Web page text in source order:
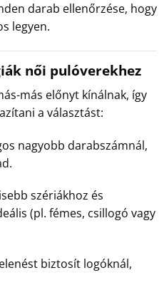
darab ellenőrzése, hogy
legyen.
női pulóverekhez
más előnyt kínálnak, így
a választást:
nagyobb darabszámnál,
szériákhoz és
(pl. fémes, csillogó vagy
biztosít logóknál,